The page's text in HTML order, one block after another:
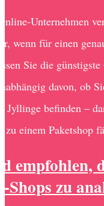
Unternehmen
wenn für einen
Sie die
davon, ob
Jyllinge befinden –
zu einem Paketshop
empfohlen,
Shops zu